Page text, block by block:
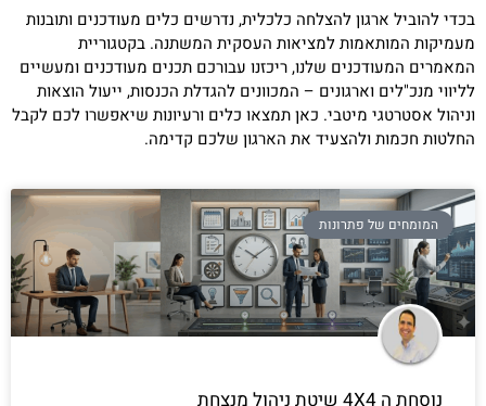
בכדי להוביל ארגון להצלחה כלכלית, נדרשים כלים מעודכנים ותובנות
מעמיקות המותאמות למציאות העסקית המשתנה. בקטגוריית
המאמרים המעודכנים שלנו, ריכזנו עבורכם תכנים מעודכנים ומעשיים
לליווי מנכ"לים וארגונים – המכוונים להגדלת הכנסות, ייעול הוצאות
וניהול אסטרטגי מיטבי. כאן תמצאו כלים ורעיונות שיאפשרו לכם לקבל
החלטות חכמות ולהצעיד את הארגון שלכם קדימה.
המומחים של פתרונות
נוסחת ה 4X4 שיטת ניהול מנצחת